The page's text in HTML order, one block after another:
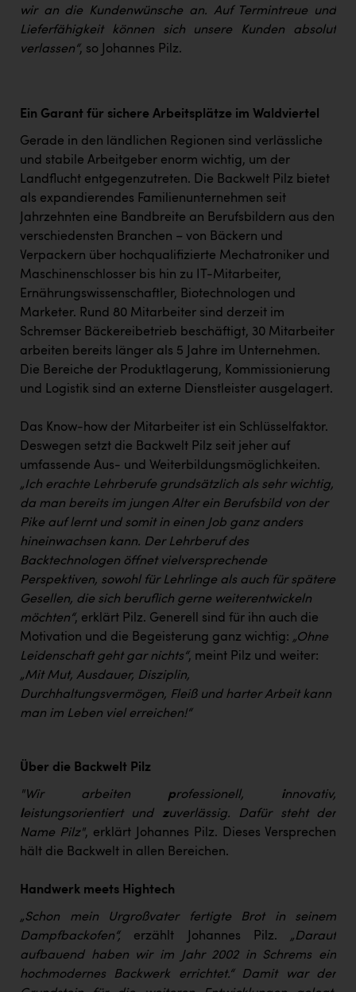
wir an die Kundenwünsche an. Auf Termintreue und
Lieferfähigkeit können sich unsere Kunden absolut
verlassen“, so Johannes Pilz.
Ein Garant für sichere Arbeitsplätze im Waldviertel
Gerade in den ländlichen Regionen sind verlässliche
und stabile Arbeitgeber enorm wichtig, um der
Landflucht entgegenzutreten. Die Backwelt Pilz bietet
als expandierendes Familienunternehmen seit
Jahrzehnten eine Bandbreite an Berufsbildern aus den
verschiedensten Branchen – von Bäckern und
Verpackern über hochqualifizierte Mechatroniker und
Maschinenschlosser bis hin zu IT-Mitarbeiter,
Ernährungswissenschaftler, Biotechnologen und
Marketer. Rund 80 Mitarbeiter sind derzeit im
Schremser Bäckereibetrieb beschäftigt, 30 Mitarbeiter
arbeiten bereits länger als 5 Jahre im Unternehmen.
Die Bereiche der Produktlagerung, Kommissionierung
und Logistik sind an externe Dienstleister ausgelagert.
Das Know-how der Mitarbeiter ist ein Schlüsselfaktor.
Deswegen setzt die Backwelt Pilz seit jeher auf
umfassende Aus- und Weiterbildungsmöglichkeiten.
„Ich erachte Lehrberufe grundsätzlich als sehr wichtig,
da man bereits im jungen Alter ein Berufsbild von der
Pike auf lernt und somit in einen Job ganz anders
hineinwachsen kann. Der Lehrberuf des
Backtechnologen öffnet vielversprechende
Perspektiven, sowohl für Lehrlinge als auch für spätere
Gesellen, die sich beruflich gerne weiterentwickeln
möchten“, erklärt Pilz. Generell sind für ihn auch die
Motivation und die Begeisterung ganz wichtig: „Ohne
Leidenschaft geht gar nichts“, meint Pilz und weiter:
„Mit Mut, Ausdauer, Disziplin,
Durchhaltungsvermögen, Fleiß und harter Arbeit kann
man im Leben viel erreichen!“
Über die Backwelt Pilz
"Wir arbeiten professionell, innovativ,
leistungsorientiert und zuverlässig. Dafür steht der
Name Pilz", erklärt Johannes Pilz. Dieses Versprechen
hält die Backwelt in allen Bereichen.
Handwerk meets Hightech
„Schon mein Urgroßvater fertigte Brot in seinem
Dampfbackofen“, erzählt Johannes Pilz. „Darauf
aufbauend haben wir im Jahr 2002 in Schrems ein
hochmodernes Backwerk errichtet.“ Damit war der